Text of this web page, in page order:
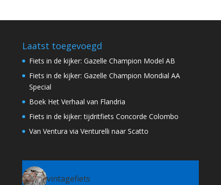
Laatst toegevoegd
Fiets in de kijker: Gazelle Champion Model AB
Fiets in de kijker: Gazelle Champion Mondial AA
Special
Boek Het Verhaal van Flandria
Fiets in de kijker: tijdritfiets Concorde Colombo
Van Ventura via Venturelli naar Scatto
vintagefiets